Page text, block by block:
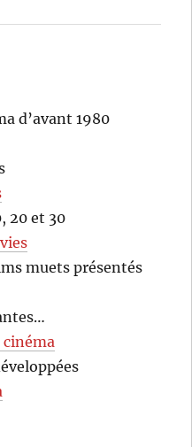
d’avant 1980
20 et 30
muets présentés